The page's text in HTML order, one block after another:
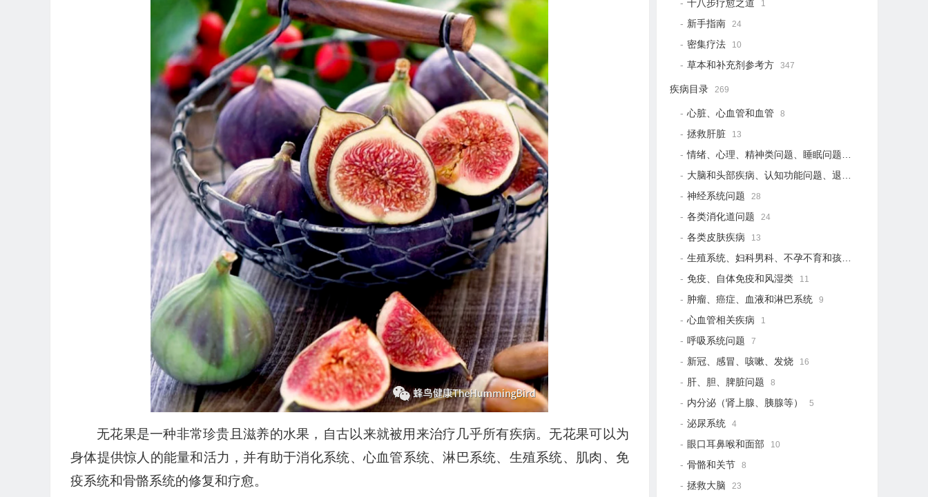
无花果是一种非常珍贵且滋养的水果，自古以来就被用来治疗几乎所有疾病。无花果可以为
身体提供惊人的能量和活力，并有助于消化系统、心血管系统、淋巴系统、生殖系统、肌肉、免
疫系统和骨骼系统的修复和疗愈。
十八步疗愈之道 1
新手指南 24
密集疗法 10
草本和补充剂参考方 347
疾病目录 269
心脏、心血管和血管 8
拯救肝脏 13
情绪、心理、精神类问题、睡眠问题 18
大脑和头部疾病、认知功能问题、退行性疾病
神经系统问题 28
各类消化道问题 24
各类皮肤疾病 13
生殖系统、妇科男科、不孕不育和孩子健康
免疫、自体免疫和风湿类 11
肿瘤、癌症、血液和淋巴系统 9
心血管相关疾病 1
呼吸系统问题 7
新冠、感冒、咳嗽、发烧 16
肝、胆、脾脏问题 8
内分泌（肾上腺、胰腺等） 5
泌尿系统 4
眼口耳鼻喉和面部 10
骨骼和关节 8
拯救大脑 23